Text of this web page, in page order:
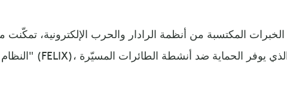
المكتسبة من أنظمة الرادار والحرب الإلكترونية،